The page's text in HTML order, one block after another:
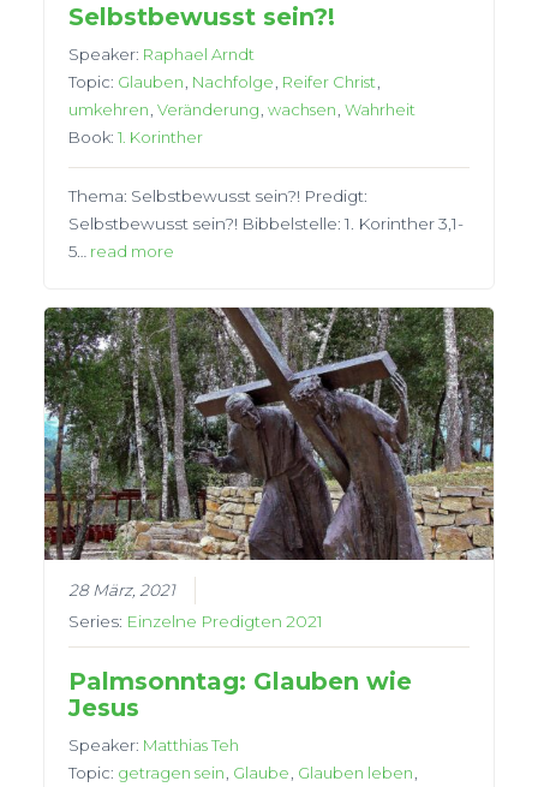
Selbstbewusst sein?!
Speaker: Raphael Arndt
Topic: Glauben Nachfolge Reifer Christ
umkehren ,Veränderung ,wachsen ,Wahrheit
Book:1. Korinther
Thema: Selbstbewusst sein?! Predigt:
Selbstbewusst sein?! Bibbelstelle: 1. Korinther 3,1-
5… read more
28 März, 2021
Series: Einzelne Predigten 2021
Palmsonntag: Glauben wie
Jesus
Speaker: Matthias Teh
Topic: getragen sein Glaube Glauben leben